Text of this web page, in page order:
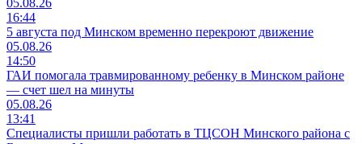
16:44
5 августа под Минском временно перекроют движение
05.08.26
14:50
ГАИ помогала травмированному ребенку в Минском районе
— счет шел на минуты
05.08.26
13:41
Специалисты пришли работать в ТЦСОН Минского района с